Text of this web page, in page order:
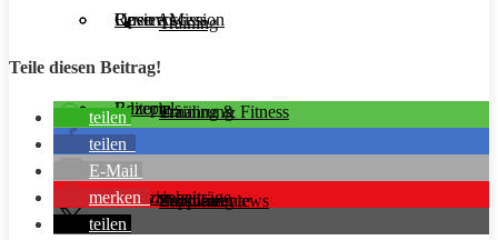
Unsere Mission
Training
Ernährung
Supplemente
Training & Fitness
Ernährung
Reviews
Produktreviews
Rezepte
Interviews
Open Access
Editorials
Magazinbeiträge
Teile diesen Beitrag!
teilen
teilen
E-Mail
merken
teilen